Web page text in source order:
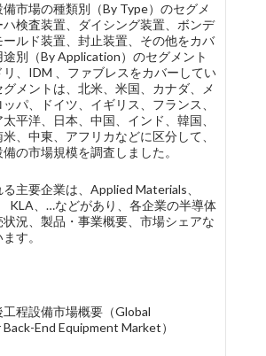
市場の種類別（By Type）のセグメ
ハ検査装置、ダイシング装置、ボンデ
ールド装置、封止装置、その他をカバ
別（By Application）のセグメント
、IDM 、ファブレスをカバーしてい
グメントは、北米、米国、カナダ、メ
パ、ドイツ、イギリス、フランス、
平洋、日本、中国、インド、韓国、
、中東、アフリカなどに区分して、
の市場規模を調査しました。
主要企業は、Applied Materials、
KLA、…などがあり、各企業の半導体
況、製品・事業概要、市場シェアな
す。
程設備市場概要（Global
End Equipment Market）